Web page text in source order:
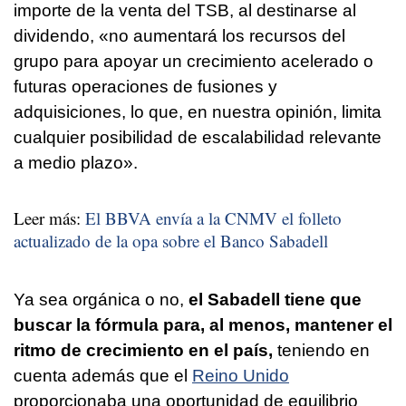
importe de la venta del TSB, al destinarse al
dividendo, «no aumentará los recursos del
grupo para apoyar un crecimiento acelerado o
futuras operaciones de fusiones y
adquisiciones, lo que, en nuestra opinión, limita
cualquier posibilidad de escalabilidad relevante
a medio plazo».
Leer más: El BBVA envía a la CNMV el folleto
actualizado de la opa sobre el Banco Sabadell
Ya sea orgánica o no, el Sabadell tiene que
buscar la fórmula para, al menos, mantener el
ritmo de crecimiento en el país, teniendo en
cuenta además que el Reino Unido
proporcionaba una oportunidad de equilibrio